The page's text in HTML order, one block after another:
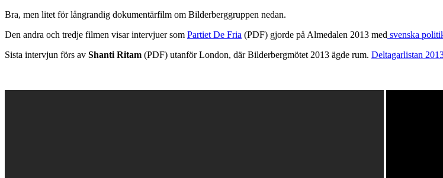
Bra, men litet för långrandig dokumentärfilm om Bilderberggruppen nedan.
Den andra och tredje filmen visar intervjuer som Partiet De Fria (PDF) gjorde på Almedalen 2013 med svenska
Sista intervjun förs av Shanti Ritam (PDF) utanför London, där Bilderbergmötet 2013 ägde rum. Deltagarlistan